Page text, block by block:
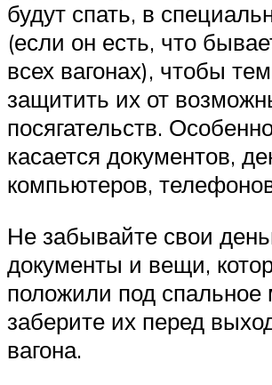
будут спать, в
(если он есть, что
всех вагонах), чтобы
защитить их от
посягательств.
касается документов,
компьютеров,
Не забывайте свои
документы и вещи,
положили под спальное
заберите их перед
вагона.